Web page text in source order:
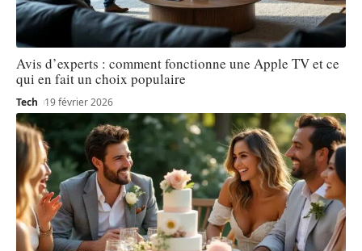
Avis d’experts : comment fonctionne une Apple TV et ce
qui en fait un choix populaire
Tech 19 février 2026